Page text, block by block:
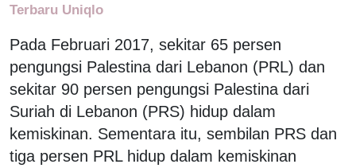
Terbaru Uniqlo
Pada Februari 2017, sekitar 65 persen
pengungsi Palestina dari Lebanon (PRL) dan
sekitar 90 persen pengungsi Palestina dari
Suriah di Lebanon (PRS) hidup dalam
kemiskinan. Sementara itu, sembilan PRS dan
tiga persen PRL hidup dalam kemiskinan